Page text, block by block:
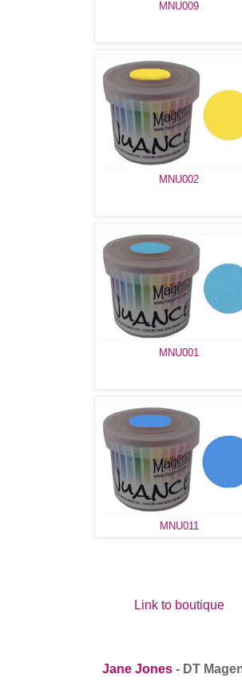
MNU009
MNU002
MNU001
MNU011
Link to boutique
Jane Jones - DT